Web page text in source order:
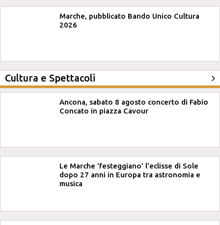
Marche, pubblicato Bando Unico Cultura
2026
Cultura e Spettacoli
Ancona, sabato 8 agosto concerto di Fabio
Concato in piazza Cavour
Le Marche 'festeggiano' l'eclisse di Sole
dopo 27 anni in Europa tra astronomia e
musica